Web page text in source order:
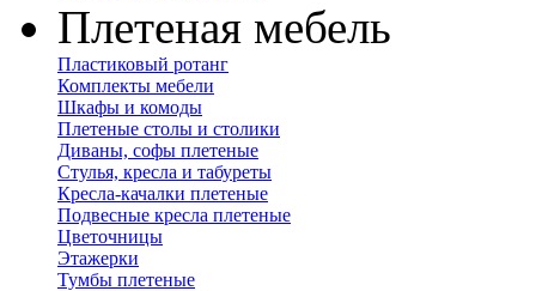
Плетеная мебель
Пластиковый ротанг
Комплекты мебели
Шкафы и комоды
Плетеные столы и столики
Диваны, софы плетеные
Стулья, кресла и табуреты
Кресла-качалки плетеные
Подвесные кресла плетеные
Цветочницы
Этажерки
Тумбы плетеные